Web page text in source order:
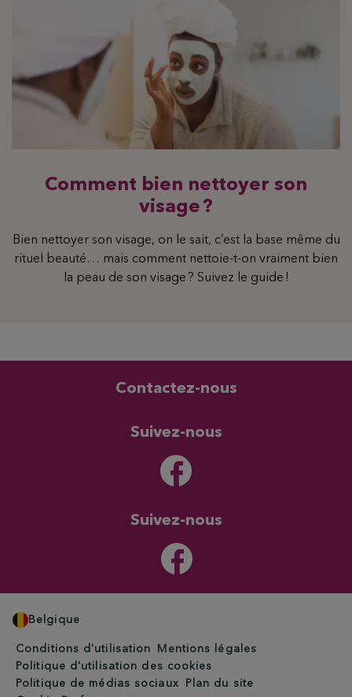
Comment bien nettoyer son
visage ?
Bien nettoyer son visage, on le sait, c’est la base même du
rituel beauté… mais comment nettoie-t-on vraiment bien
la peau de son visage ? Suivez le guide !
Contactez-nous
Suivez-nous
Suivez-nous
Belgique
Conditions d'utilisation
Mentions légales
Politique d'utilisation des cookies
Politique de médias sociaux
Plan du site